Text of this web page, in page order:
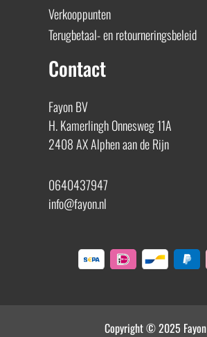
Verkooppunten
Terugbetaal- en retourneringsbeleid
Contact
Fayon BV
H. Kamerlingh Onnesweg 11A
2408 AX Alphen aan de Rijn
0640437947
info@fayon.nl
Copyright © 2025 Fayon